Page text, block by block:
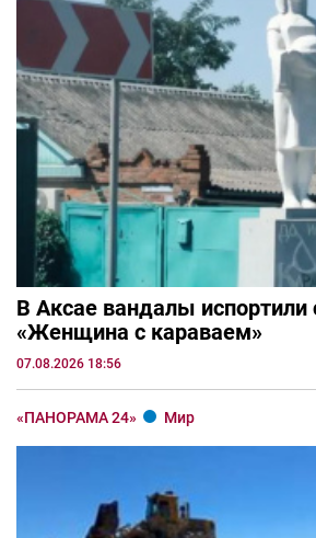
В Аксае вандалы испортили
«Женщина с караваем»
07.08.2026 18:56
«ПАНОРАМА 24» Мир